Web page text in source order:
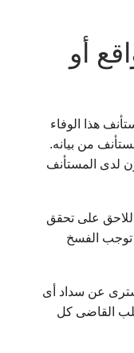
أو
هذا الوفاء
من بيانه.
لدى المستأنف
على تحقق
توجب الفسخ
عن سداد أى
القاضى كل